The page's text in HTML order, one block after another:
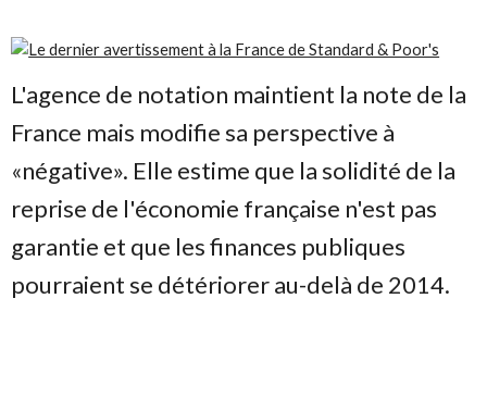
L'agence de notation maintient la note de la
France mais modifie sa perspective à
«négative». Elle estime que la solidité de la
reprise de l'économie française n'est pas
garantie et que les finances publiques
pourraient se détériorer au-delà de 2014.